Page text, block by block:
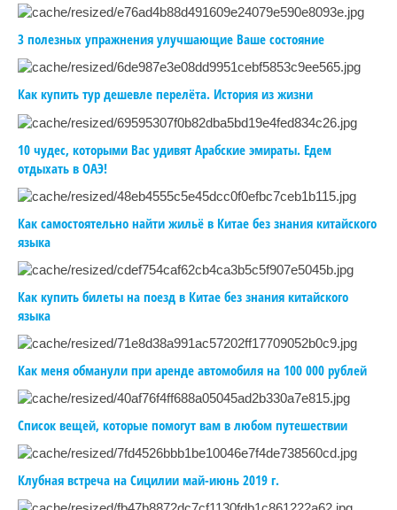
3 полезных упражнения улучшающие Ваше состояние
Как купить тур дешевле перелёта. История из жизни
10 чудес, которыми Вас удивят Арабские эмираты. Едем
отдыхать в ОАЭ!
Как самостоятельно найти жильё в Китае без знания китайского
языка
Как купить билеты на поезд в Китае без знания китайского
языка
Как меня обманули при аренде автомобиля на 100 000 рублей
Список вещей, которые помогут вам в любом путешествии
Клубная встреча на Сицилии май-июнь 2019 г.